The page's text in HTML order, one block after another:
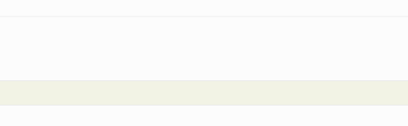
| En esta edición